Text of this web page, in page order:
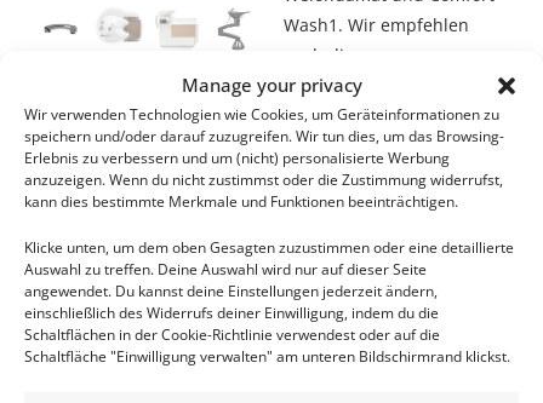
Manage your privacy
Wir verwenden Technologien wie Cookies, um Geräteinformationen zu
speichern und/oder darauf zuzugreifen. Wir tun dies, um das Browsing-
Erlebnis zu verbessern und um (nicht) personalisierte Werbung
anzuzeigen. Wenn du nicht zustimmst oder die Zustimmung widerrufst,
kann dies bestimmte Merkmale und Funktionen beeinträchtigen.
Klicke unten, um dem oben Gesagten zuzustimmen oder eine detaillierte
Auswahl zu treffen. Deine Auswahl wird nur auf dieser Seite
angewendet. Du kannst deine Einstellungen jederzeit ändern,
einschließlich des Widerrufs deiner Einwilligung, indem du die
Schaltflächen in der Cookie-Richtlinie verwendest oder auf die
Schaltfläche "Einwilligung verwalten" am unteren Bildschirmrand klickst.
Wash1. Wir empfehlen
auch die
Schlauchdurchführung
1000 zu bestellen.
- +
IN DEN WARENKORB
€63,00 zzgl.
MwSt